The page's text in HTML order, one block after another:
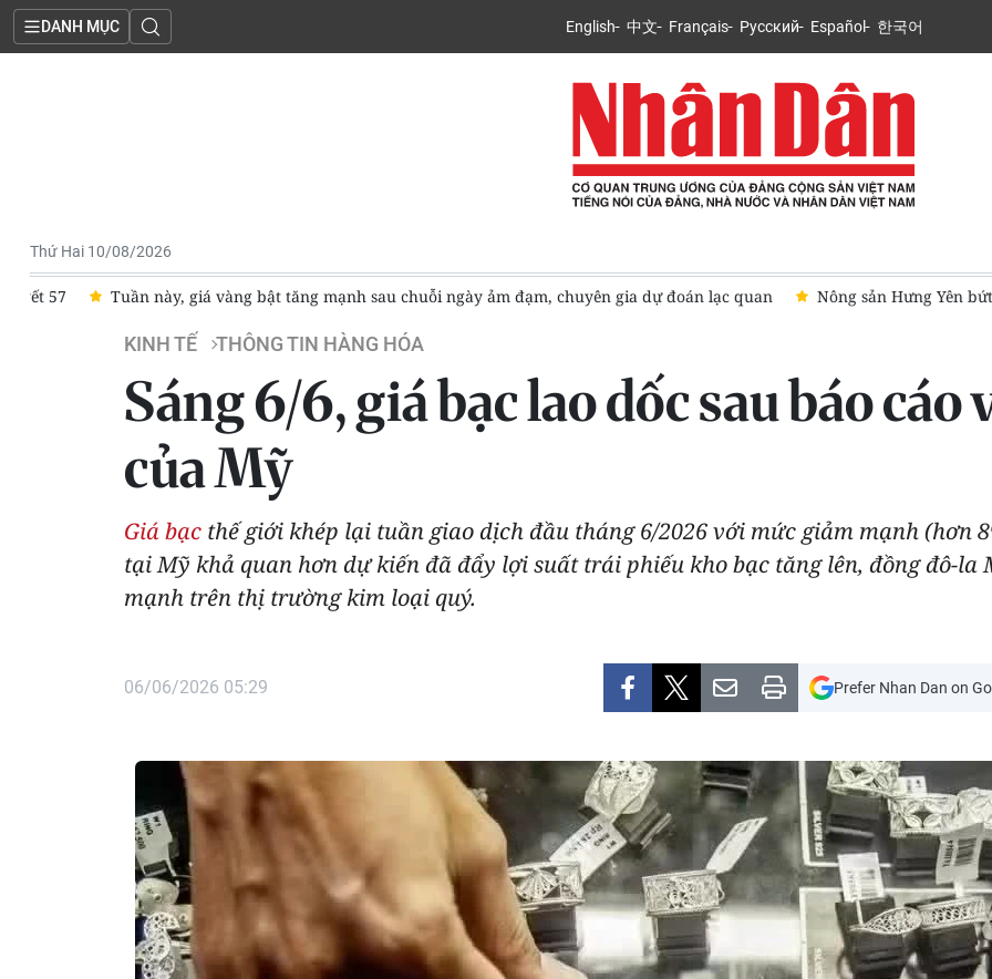
DANH MỤC English 中文 Français Русский Español 한국어
Thứ Hai 10/08/2026
Tuần này, giá vàng bật tăng mạnh sau chuỗi ngày ảm đạm, chuyên gia dự đoán lạc quan Nông sản Hưng Yên bứt phá
KINH TẾ THÔNG TIN HÀNG HÓA
Sáng 6/6, giá bạc lao dốc sau báo
của Mỹ
Giá bạc thế giới khép lại tuần giao dịch đầu tháng 6/2026 với mức giảm mạnh (hơn
tại Mỹ khả quan hơn dự kiến ​​đã đẩy lợi suất trái phiếu kho bạc tăng lên, đồng đô-
mạnh trên thị trường kim loại quý.
06/06/2026 05:29 Prefer Nhan Dan on